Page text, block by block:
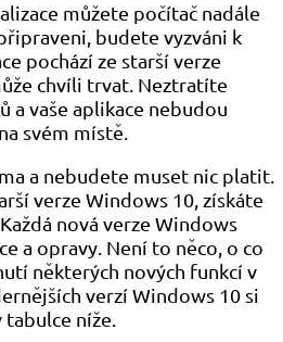
můžete počítač nadále
budete vyzváni k
pochází ze starší verze
chvíli trvat. Neztratíte
a vaše aplikace nebudou
svém místě.
a nebudete muset nic platit.
verze Windows 10, získáte
nová verze Windows
a opravy. Není to něco, o co
některých nových funkcí v
verzí Windows 10 si
níže.